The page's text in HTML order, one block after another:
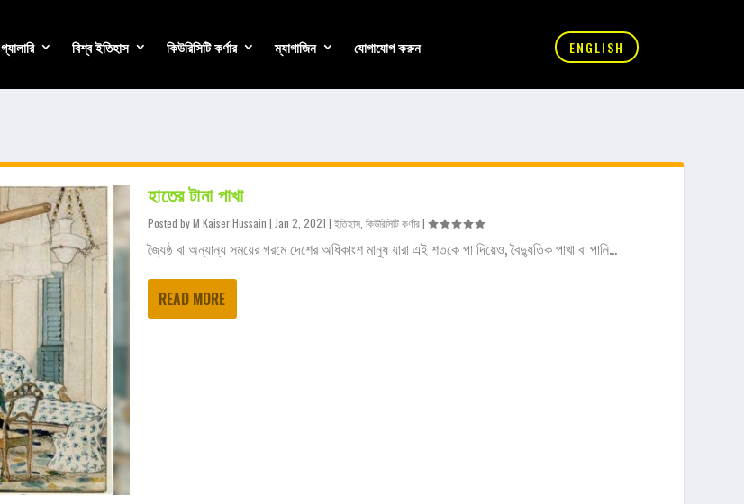
গ্যালারি বিশ্ব ইতিহাস কিউরিসিটি কর্ণার ম্যাগাজিন যোগাযোগ করুন ENGLISH
হাতের টানা পাখা
Posted byM Kaiser Hussain | Jan 2, 2021 | ইতিহাস কিউরিসিটি কর্ণার|
জ্যৈষ্ঠ বা অন্যান্য সময়ের গরমে দেশের অধিকাংশ মানুষ যারা এই শতকে পা দিয়েও, বৈদ্যুতিক পাখা বা পানি...
READ MORE